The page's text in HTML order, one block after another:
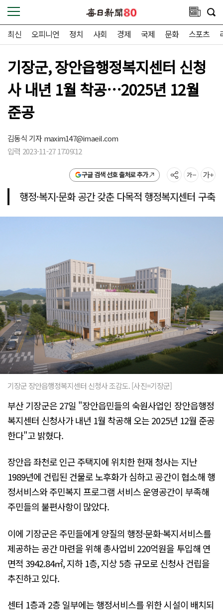
최신 오피니언 정치 사회 경제 국제 문화 스포츠
기장군, 장안읍행정복지센터 신청
사 내년 1월 착공…2025년 12월
준공
김동식 기자maxim147@imaeil.com
입력 2023-11-27 17:09:12
구글 검색 선호 출처로 추가
행정·복지·문화 공간 갖춘 다목적 행정복지센터 구축
기장군 장안읍행정복지센터 신청사 조감도. [사진=기장군]
부산 기장군은 27일 "장안읍민들의 숙원사업인 장안읍행정
복지센터 신청사가 내년 1월 착공해 오는 2025년 12월 준공
한다"고 밝혔다.
장안읍 좌천로 인근 주택지에 위치한 현재 청사는 지난
1989년에 건립된 건물로 노후화가 심하고 공간이 협소해 행
정서비스와 주민복지 프로그램 서비스 운영공간이 부족해
주민들의 불편사항이 많았다.
이에 기장군은 주민들에게 양질의 행정·문화·복지서비스를
제공하는 공간 마련을 위해 총사업비 220억원을 투입해 연
면적 3942.84㎡, 지하 1층, 지상 5층 규모로 신청사 건립을
추진하고 있다.
센터 1층과 2층 일부에는 행정서비스를 위한 시설이 배치되